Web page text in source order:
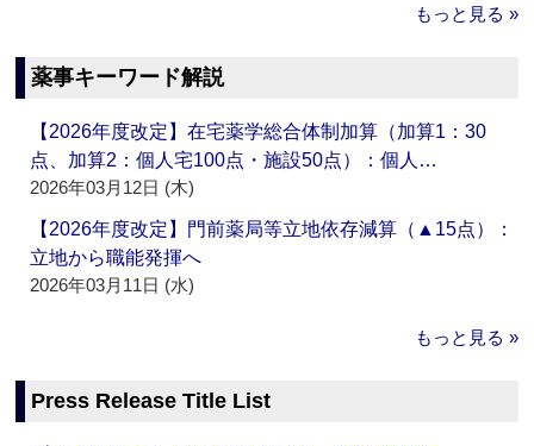
もっと見る »
薬事キーワード解説
【2026年度改定】在宅薬学総合体制加算（加算1：30
点、加算2：個人宅100点・施設50点）：個人…
2026年03月12日 (木)
【2026年度改定】門前薬局等立地依存減算（▲15点）：
立地から職能発揮へ
2026年03月11日 (水)
もっと見る »
Press Release Title List